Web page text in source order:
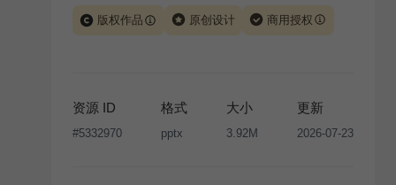
版权作品 原创设计 商用授权
版权声明
条款，禁止任何形式的转让、出售或出租，未
经投权许可任何人不得擅自转载和分发，否则将接照我
资源 ID
#5332970
格式
pptx
大小
3.92M
更新
2026-07-23